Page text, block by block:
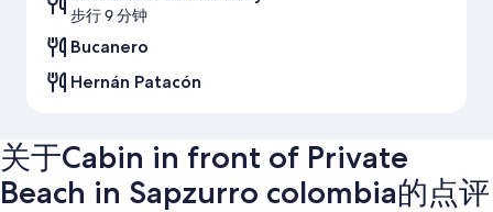
步行 9 分钟
Bucanero
Hernán Patacón
关于Cabin in front of Private
Beach in Sapzurro colombia的点评